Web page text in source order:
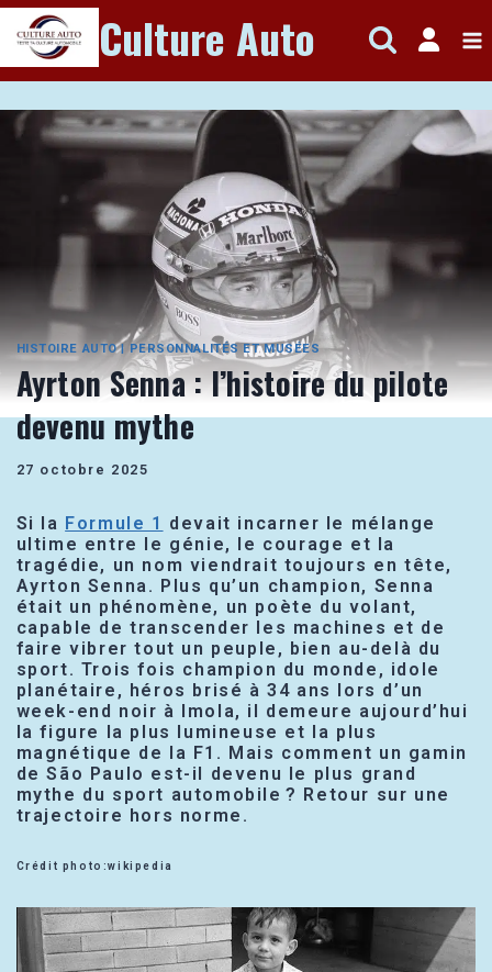
Aller
au
contenu
Culture Auto
HISTOIRE AUTO|PERSONNALITÉS ET MUSÉES
Ayrton Senna : l’histoire du pilote
devenu mythe
27 octobre 2025
Si la Formule 1 devait incarner le mélange
ultime entre le génie, le courage et la
tragédie, un nom viendrait toujours en tête,
Ayrton Senna. Plus qu’un champion, Senna
était un phénomène, un poète du volant,
capable de transcender les machines et de
faire vibrer tout un peuple, bien au-delà du
sport. Trois fois champion du monde, idole
planétaire, héros brisé à 34 ans lors d’un
week-end noir à Imola, il demeure aujourd’hui
la figure la plus lumineuse et la plus
magnétique de la F1. Mais comment un gamin
de São Paulo est-il devenu le plus grand
mythe du sport automobile ? Retour sur une
trajectoire hors norme.
Crédit photo:wikipedia